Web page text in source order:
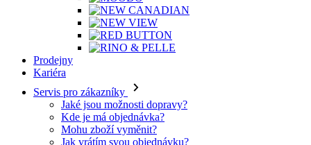
Servis pro zákazníky
Jaké jsou možnosti dopravy?
Kde je má objednávka?
Mohu zboží vyměnit?
Jak vrátím svou objednávku?
Kdy budu mít peníze zpět?
Jak mohu zboží reklamovat?
Odstoupení od smlouvy